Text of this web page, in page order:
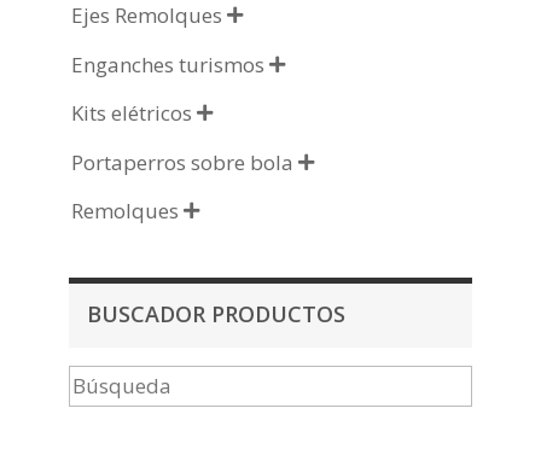
Ejes Remolques 
Enganches turismos 
Kits elétricos 
Portaperros sobre bola 
Remolques 
BUSCADOR PRODUCTOS